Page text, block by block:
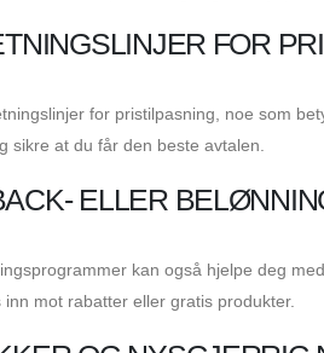
FOR
for pristilpasning, noe som
sikre at du får den beste avtalen.
ELLER
kan også hjelpe deg
mot rabatter eller gratis produkter.